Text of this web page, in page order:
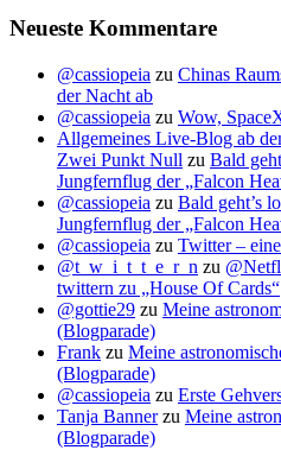
Neueste Kommentare
@cassiopeia zu Chinas
der Nacht ab
@cassiopeia zu Wow,
Allgemeines Live-Blog ab
Zwei Punkt Null zu Bald
Jungfernflug der „Falcon
@cassiopeia zu Bald geht’s
Jungfernflug der „Falcon
@cassiopeia zu Twitter –
@t_w_i_t_t_e_r_n zu
twittern zu „House Of Cards“
@gottie29 zu Meine
(Blogparade)
Frank zu Meine
(Blogparade)
@cassiopeia zu Erste
Tanja Bannerzu Meine
(Blogparade)